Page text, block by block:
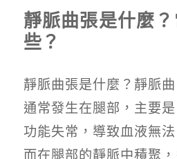
靜脈曲張是什麼
些？
靜脈曲張是什麼？靜脈
通常發生在腿部，主要
功能失常，導致血液無
而在腿部的靜脈中積聚